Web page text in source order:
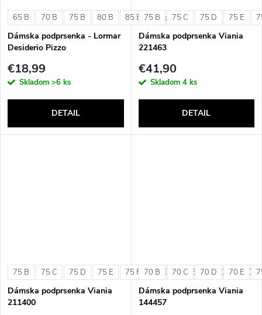
65 B 70 B 75 B 80 B 85 B + ďalšie
Dámska podprsenka - Lormar
Desiderio Pizzo
€18,99
Skladom >6 ks
DETAIL
75 B 75 C 75 D 75 E
Dámska podprsenka Viania
221463
€41,90
Skladom 4 ks
DETAIL
75 B 75 C 75 D 75 E 75 F 75 G 80 B 80 C 80 D
Dámska podprsenka Viania
211400
70 B 70 C 70 D 70 E
Dámska podprsenka Viania
144457